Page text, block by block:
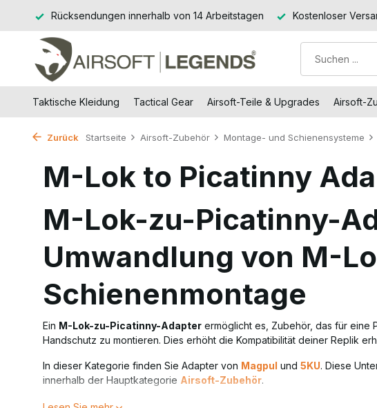
Rücksendungen innerhalb von 14 Arbeitstagen Kostenloser
Taktische Kleidung Tactical Gear Airsoft-Teile & Upgrades Airsoft-
Zurück Startseite Airsoft-Zubehör Montage- und Schienensysteme
M-Lok to Picatinny
M-Lok-zu-Picatinny-
Umwandlung von M-
Schienenmontage
Ein M-Lok-zu-Picatinny-Adapter ermöglicht es, Zubehör, das für eine
Handschutz zu montieren. Dies erhöht die Kompatibilität deiner Replik
In dieser Kategorie finden Sie Adapter von Magpul und 5KU. Diese
innerhalb der Hauptkategorie Airsoft-Zubehör.